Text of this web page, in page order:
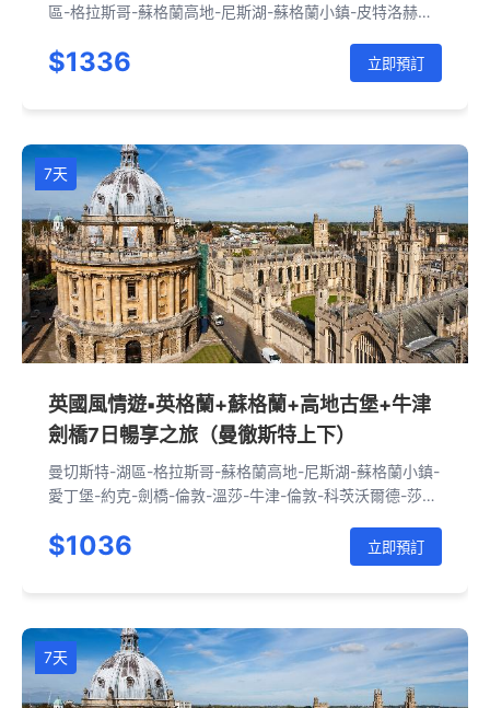
區-格拉斯哥-蘇格蘭高地-尼斯湖-蘇格蘭小鎮-皮特洛赫里-
$1336 立即預訂
7天
英國風情遊▪英格蘭+蘇格蘭+高地古堡+牛津
劍橋7日暢享之旅（曼徹斯特上下）
曼切斯特-湖區-格拉斯哥-蘇格蘭高地-尼斯湖-蘇格蘭小鎮-
愛丁堡-約克-劍橋-倫敦-溫莎-牛津-倫敦-科茨沃爾德-莎翁
$1036 立即預訂
7天